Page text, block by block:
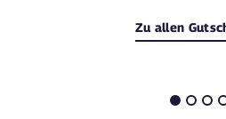
Zu allen